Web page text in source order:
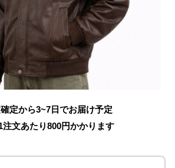
定から3~7日でお届け予定
注文あたり800円かかります